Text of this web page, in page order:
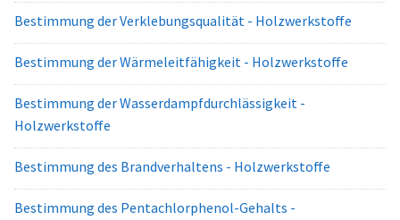
Bestimmung der Verklebungsqualität - Holzwerkstoffe
Bestimmung der Wärmeleitfähigkeit - Holzwerkstoffe
Bestimmung der Wasserdampfdurchlässigkeit -
Holzwerkstoffe
Bestimmung des Brandverhaltens - Holzwerkstoffe
Bestimmung des Pentachlorphenol-Gehalts -